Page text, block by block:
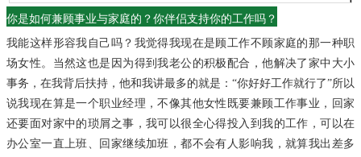
你是如何兼顾事业与家庭的？ 你伴侣支持你的工作吗？
我能这样形容我自己吗？ 我觉得我现在是顾工作不顾家庭的那一种职
场女性。 当然这也是因为得到我老公的积极配合，他解决了家中大小
事务，在我背后扶持，他和我讲最多的就是：“你好好工作就行了”所以
说我现在算是一个职业经理，不像其他女性既要兼顾工作事业，回家
还要面对家中的琐屑之事，我可以很全心得投入到我的工作，可以在
办公室一直上班、回家继续加班，都不会有人影响我，就算我出差多